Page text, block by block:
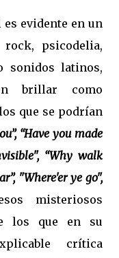
evidente en un
psicodelia,
sonidos latinos,
brillar como
que se podrían
“Have you made
“Why walk
"Where'er ye go",
misteriosos
los que en su
crítica